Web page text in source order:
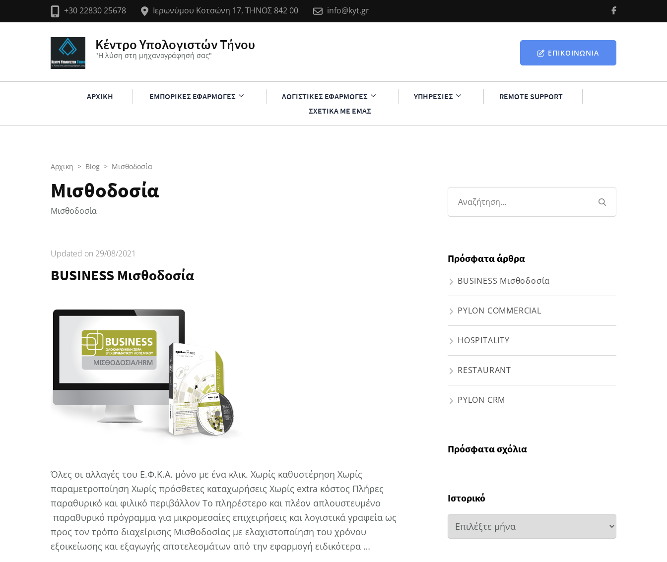
+30 22830 25678 Ιερωνύμου Κοτσώνη 17, ΤΗΝΟΣ 842 00 info@kyt.gr
Κέντρο Υπολογιστών Τήνου
"Η λύση στη μηχανογράφησή σας" ΕΠΙΚΟΙΝΩΝΊΑ
ΑΡΧΙΚΉ ΕΜΠΟΡΙΚΕΣ ΕΦΑΡΜΟΓΕΣ ΛΟΓΙΣΤΙΚΕΣ ΕΦΑΡΜΟΓΕΣ ΥΠΗΡΕΣΙΕΣ
REMOTE SUPPORT
ΣΧΕΤΙΚΑ ΜΕ ΕΜΑΣ
Αρχικη > Blog > Μισθοδοσία
Μισθοδοσία
Μισθοδοσία
Updated on 29/08/2021
BUSINESS Μισθοδοσία
Όλες οι αλλαγές του Ε.Φ.Κ.Α. μόνο με ένα κλικ. Χωρίς καθυστέρηση Χωρίς
παραμετροποίηση Χωρίς πρόσθετες καταχωρήσεις Χωρίς extra κόστος Πλήρες
παραθυρικό και φιλικό περιβάλλον Το πληρέστερο και πλέον απλουστευμένο
παραθυρικό πρόγραμμα για μικρομεσαίες επιχειρήσεις και λογιστικά γραφεία ως
προς τον τρόπο διαχείρισης Μισθοδοσίας με ελαχιστοποίηση του χρόνου
εξοικείωσης και εξαγωγής αποτελεσμάτων από την εφαρμογή ειδικότερα …
Αναζήτηση
για:
Πρόσφατα άρθρα
BUSINESS Μισθοδοσία
PYLON COMMERCIAL
HOSPITALITY
RESTAURANT
PYLON CRM
Πρόσφατα σχόλια
Ιστορικό
Ιστορικό